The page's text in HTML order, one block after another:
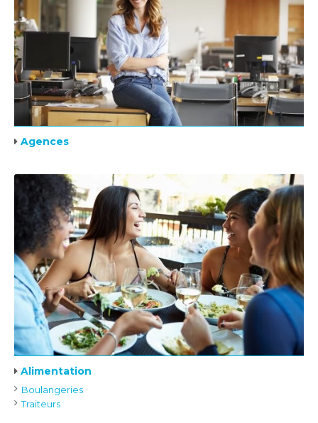
Agences
Alimentation
Boulangeries
Traiteurs